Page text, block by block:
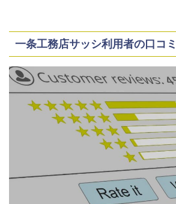
一条工務店サッシ利用者の口コミ